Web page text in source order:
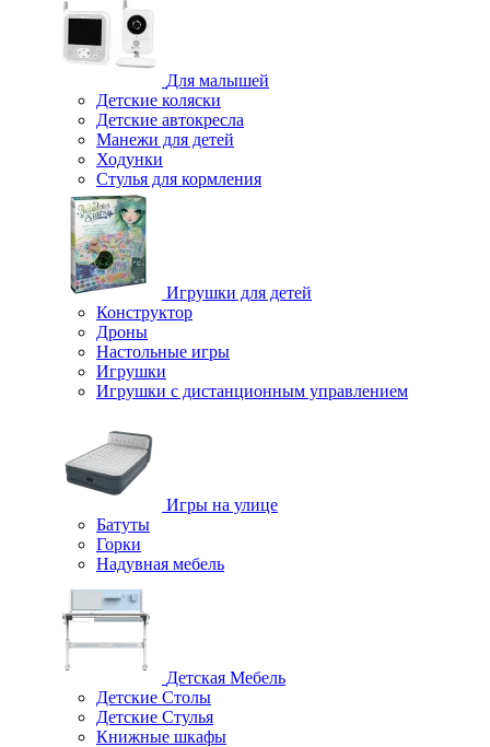
Для малышей
Детские коляски
Детские автокресла
Манежи для детей
Ходунки
Стулья для кормления
Игрушки для детей
Конструктор
Дроны
Настольные игры
Игрушки
Игрушки c дистанционным управлением
Игры на улице
Батуты
Горки
Надувная мебель
Детская Мебель
Детские Столы
Детские Стулья
Книжные шкафы